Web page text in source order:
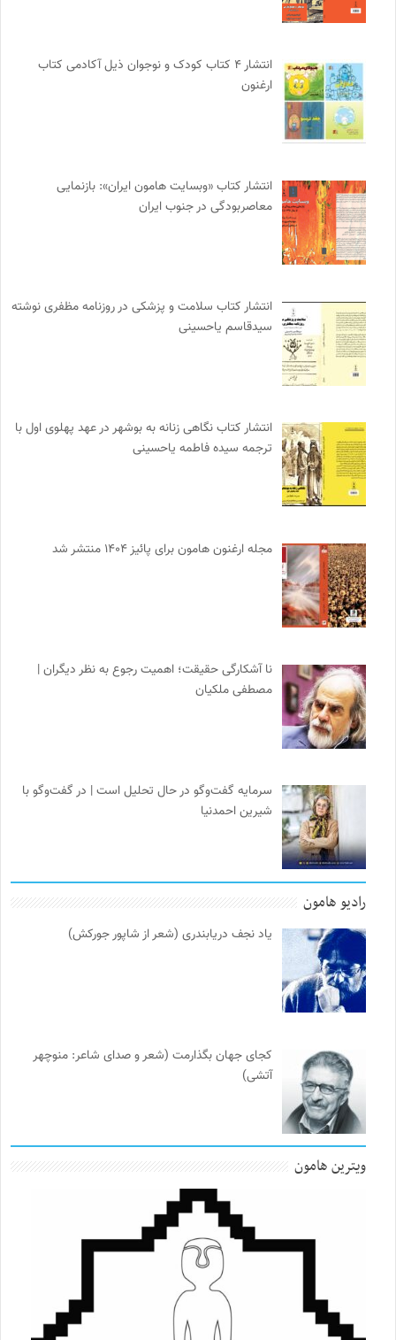
انتشار ۴ کتاب کودک و نوجوان ذیل آکادمی کتاب
ارغنون
انتشار کتاب «وبسایت هامون ایران»: بازنمایی
معاصربودگی در جنوب ایران
انتشار کتاب سلامت و پزشکی در روزنامه مظفری نوشته
سیدقاسم یاحسینی
انتشار کتاب نگاهی زنانه به بوشهر در عهد پهلوی اول با
ترجمه سیده فاطمه یاحسینی
مجله ارغنون هامون برای پائیز ۱۴۰۴ منتشر شد
نا آشکارگی حقیقت؛ اهمیت رجوع به نظر دیگران |
مصطفی ملکیان
سرمایه گفت‌وگو در حال تحلیل است | در گفت‌وگو با
شیرین احمدنیا
رادیو هامون
یاد نجف دریابندری (شعر از شاپور جورکش)
کجای جهان بگذارمت (شعر و صدای شاعر: منوچهر
آتشی)
ویترین هامون